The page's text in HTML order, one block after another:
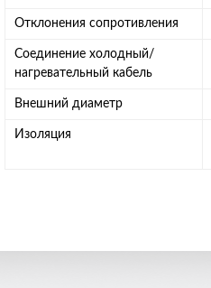
Отклонения сопротивления
Соединение холодный/
нагревательный кабель
Внешний диаметр
Изоляция